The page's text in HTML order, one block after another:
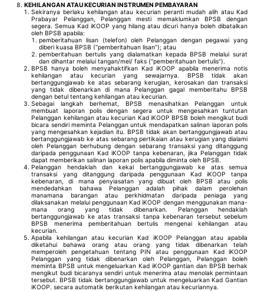
KEHILANGAN ATAU KECURIAN INSTRUMEN PEMBAYARAN
Sekiranya berlaku kehilangan atau kecurian peranti mudah alih atau Kad
Prabayar Pelanggan, Pelanggan mesti memaklumkan BPSB dengan
segera. Semua Kad iKOOP yang hilang atau dicuri hanya boleh dibatalkan
oleh BPSB apabila:
pemberitahuan lisan (telefon) oleh Pelanggan dengan pegawai yang
diberi kuasa BPSB (“pemberitahuan lisan”); atau
pemberitahuan bertulis yang dialamatkan kepada BPSB melalui surat
dan dihantar melalui tangan/mel/ faks (“pemberitahuan bertulis”).
BPSB hanya boleh menyahaktifkan Kad iKOOP apabila menerima notis
kehilangan atau kecurian yang sewajarnya. BPSB tidak akan
bertanggungjawab ke atas sebarang kerugian, kerosakan dan transaksi
yang tidak dibenarkan di mana Pelanggan gagal memberitahu BPSB
dengan betul tentang kehilangan atau kecurian.
Sebagai langkah berhemat, BPSB menasihatkan Pelanggan untuk
membuat laporan polis dengan segera untuk mengesahkan tuntutan
Pelanggan kehilangan atau kecurian Kad iKOOP BPSB boleh mengikut budi
bicara sendiri meminta Pelanggan untuk mendapatkan salinan laporan polis
yang mengesahkan kejadian itu. BPSB tidak akan bertanggungjawab atau
bertanggungjawab ke atas sebarang pertikaian atau kerugian yang dialami
oleh Pelanggan berhubung dengan sebarang transaksi yang ditanggung
daripada penggunaan Kad iKOOP tanpa kebenaran, jika Pelanggan tidak
dapat memberikan salinan laporan polis apabila diminta oleh BPSB.
Pelanggan hendaklah dan kekal bertanggungjawab ke atas semua
transaksi yang ditanggung daripada penggunaan Kad iKOOP tanpa
kebenaran, di mana penyiasatan yang dibuat oleh BPSB atau polis
mendedahkan bahawa Pelanggan adalah pihak dalam perolehan
manamana barangan atau perkhidmatan daripada peniaga yang
dilaksanakan melalui penggunaan Kad iKOOP dengan menggunakan mana-
mana orang yang tidak dibenarkan. Pelanggan hendaklah
bertanggungjawab ke atas transaksi tanpa kebenaran tersebut sebelum
BPSB menerima pemberitahuan bertulis mengenai kehilangan atau
kecurian.
Apabila kehilangan atau kecurian Kad iKOOP Pelanggan atau apabila
diketahui bahawa orang atau orang yang tidak dibenarkan telah
memperoleh pengetahuan tentang PIN atau penggunaan Kad iKOOP
Pelanggan yang tidak dibenarkan oleh Pelanggan, Pelanggan boleh
meminta BPSB untuk mengeluarkan Kad iKOOP gantian dan BPSB berhak
mengikut budi bicaranya sendiri untuk menerima atau menolak permintaan
tersebut. BPSB tidak bertanggungjawab untuk mengeluarkan Kad Gantian
iKOOP. secara automatik berikutan kehilangan atau kecuriannya.